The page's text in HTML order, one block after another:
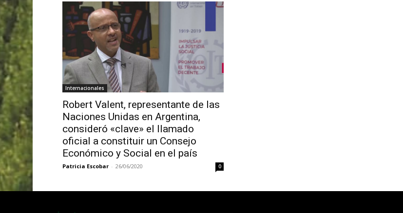
Internacionales
Robert Valent, representante de las
Naciones Unidas en Argentina,
consideró «clave» el llamado
oficial a constituir un Consejo
Económico y Social en el país
Patricia Escobar - 26/06/2020 0